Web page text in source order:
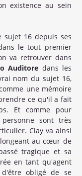
existence au sein
sujet 16 depuis ses
le tout premier
va retrouver dans
Auditore dans les
nom du sujet 16,
une mémoire
ce qu'il a fait
Et comme pour
sont très
Clay va ainsi
au cœur de
tragique et sa
en tant qu'agent
obligé de se